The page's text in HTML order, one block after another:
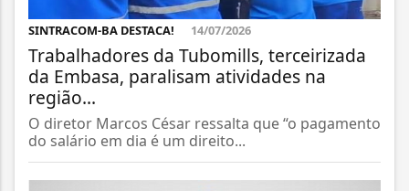
SINTRACOM-BA DESTACA! 14/07/2026
Trabalhadores da Tubomills, terceirizada
da Embasa, paralisam atividades na
região...
O diretor Marcos César ressalta que “o pagamento
do salário em dia é um direito...